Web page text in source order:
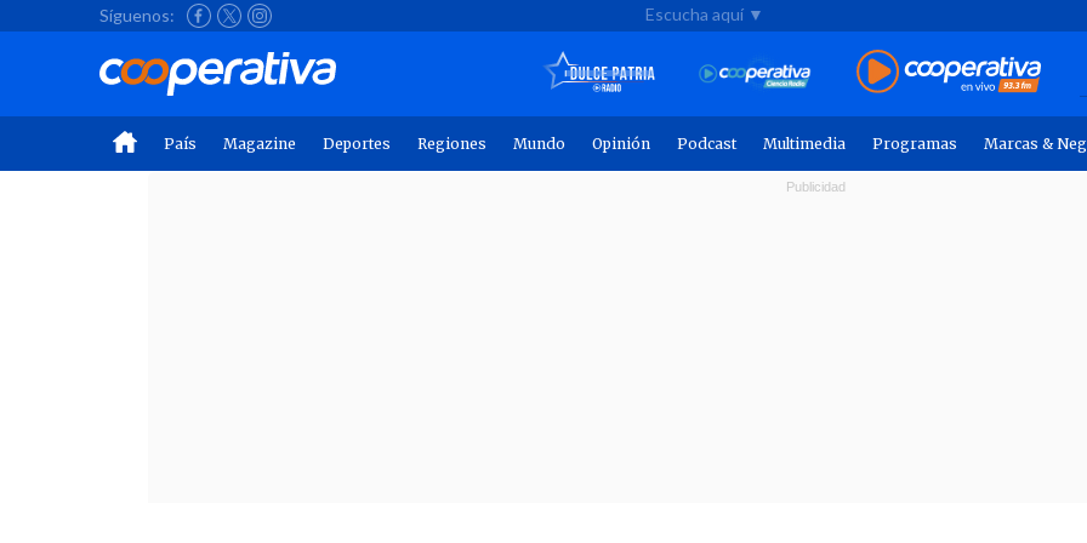
Síguenos: Escucha aquí ▼
País Magazine Deportes Regiones Mundo Opinión Podcast Multimedia Programas Marcas &